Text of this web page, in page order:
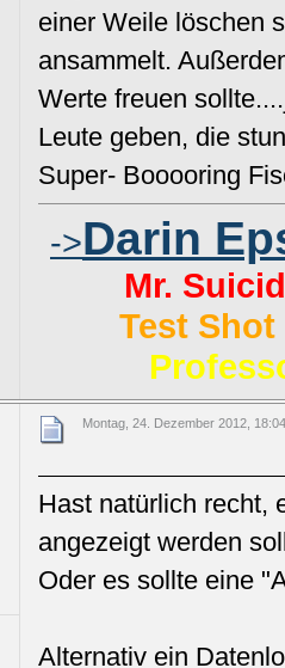
einer Weile löschen
ansammelt.
Werte freuen
Leute geben, die
Super- Booooring
->Darin
Mr.
Test
Montag, 24. Dezember 2012,
Hast natürlich recht,
angezeigt werden
Oder es sollte eine
Alternativ ein